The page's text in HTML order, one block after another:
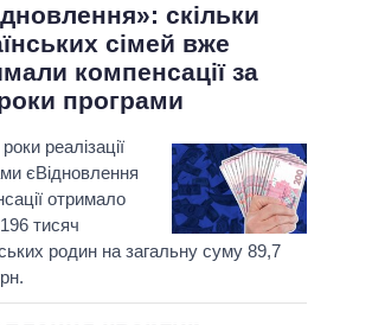
скільки
сімей вже
компенсації за
програми
реалізації
єВідновлення
отримало
тисяч
родин на загальну суму 89,7